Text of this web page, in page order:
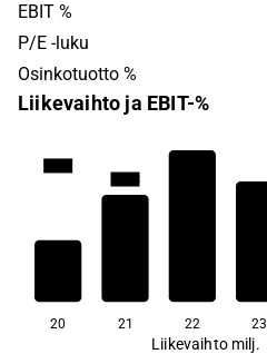
EBIT %
P/E -luku
Osinkotuotto %
Liikevaihto ja EBIT-%
−30,3
20 21 22 23
Liikevaihto milj.